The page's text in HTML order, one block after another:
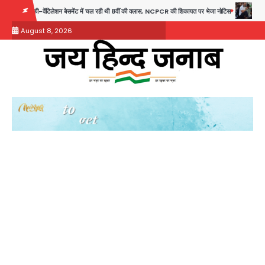
content
बेसमेंट में चल रही थी 8वीं की क्लास, NCPCR की शिकायत पर भेजा नोटिस Rahul Gandhi
August 8, 2026